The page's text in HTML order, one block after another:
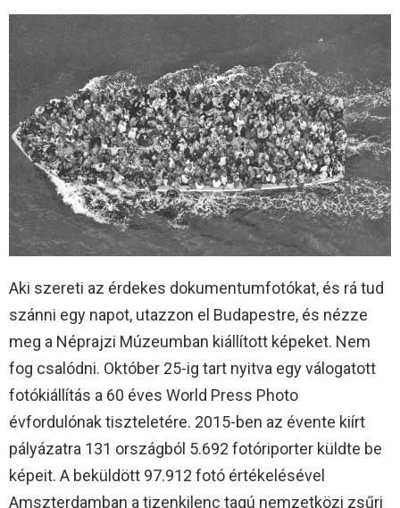
Aki szereti az érdekes dokumentumfotókat, és rá tud
szánni egy napot, utazzon el Budapestre, és nézze
meg a Néprajzi Múzeumban kiállított képeket. Nem
fog csalódni. Október 25-ig tart nyitva egy válogatott
fotókiállítás a 60 éves World Press Photo
évfordulónak tiszteletére. 2015-ben az évente kiírt
pályázatra 131 országból 5.692 fotóriporter küldte be
képeit. A beküldött 97.912 fotó értékelésével
Amszterdamban a tizenkilenc tagú nemzetközi zsűri